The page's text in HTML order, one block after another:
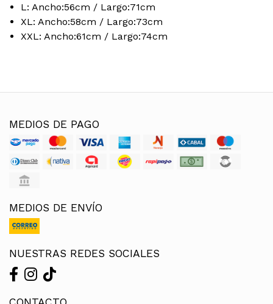
L: Ancho:56cm / Largo:71cm
XL: Ancho:58cm / Largo:73cm
XXL: Ancho:61cm / Largo:74cm
MEDIOS DE PAGO
MEDIOS DE ENVÍO
NUESTRAS REDES SOCIALES